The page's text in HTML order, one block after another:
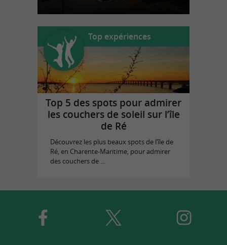
Top expériences
Top 5 des spots pour admirer
les couchers de soleil sur l’île
de Ré
Découvrez les plus beaux spots de l’île de
Ré, en Charente-Maritime, pour admirer
des couchers de ...